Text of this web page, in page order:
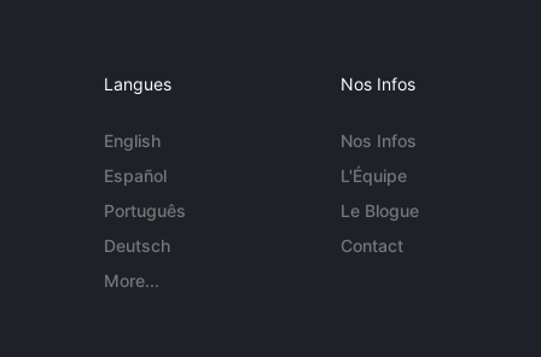
Langues
English
Español
Português
Deutsch
More...
Nos Infos
Nos Infos
L'Équipe
Le Blogue
Contact